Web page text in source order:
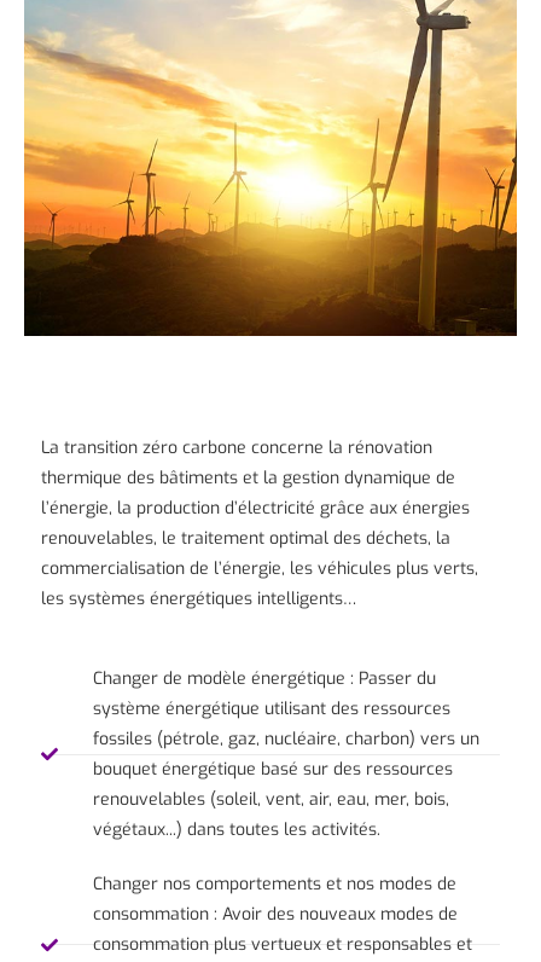
La transition zéro carbone concerne la rénovation
thermique des bâtiments et la gestion dynamique de
l’énergie, la production d’électricité grâce aux énergies
renouvelables, le traitement optimal des déchets, la
commercialisation de l’énergie, les véhicules plus verts,
les systèmes énergétiques intelligents…
Changer de modèle énergétique : Passer du
système énergétique utilisant des ressources
fossiles (pétrole, gaz, nucléaire, charbon) vers un
bouquet énergétique basé sur des ressources
renouvelables (soleil, vent, air, eau, mer, bois,
végétaux...) dans toutes les activités.
Changer nos comportements et nos modes de
consommation : Avoir des nouveaux modes de
consommation plus vertueux et responsables et